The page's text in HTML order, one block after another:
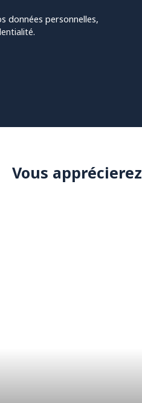
données personnelles,
.
Vous apprécierez